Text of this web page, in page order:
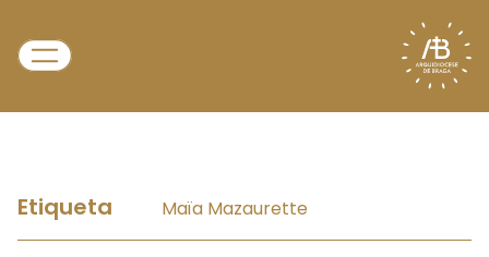
Etiqueta Maïa Mazaurette